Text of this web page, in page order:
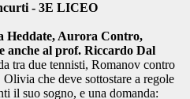
- 3E LICEO
Heddate, Aurora Contro,
anche al prof. Riccardo Dal
tra due tennisti, Romanov contro
che deve sottostare a regole
il suo sogno, e una domanda: